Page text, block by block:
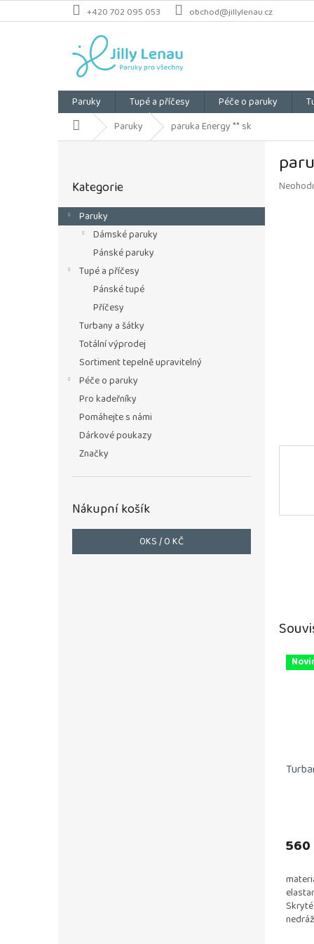
Přejít
na
+420 702 095 053 obchod@jillylenau.cz
Paruky Tupé a příčesy Péče o paruky
Domů Paruky paruka Energy ** sk
P
r
a
kategorie
Kategorie
Paruky
Dámské paruky
Pánské paruky
Tupé a příčesy
Pánské tupé
Příčesy
Turbany a šátky
Totální výprodej
Sortiment tepelně upravitelný
Péče o paruky
Pro kadeřníky
Pomáhejte s námi
Dárkové poukazy
Značky
Nákupní košík
0KS /0 KČ
560